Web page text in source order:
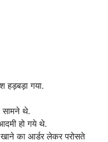
हड़बड़ा गया.
सामने थे.
हो गये थे.
का आर्डर लेकर परोसते